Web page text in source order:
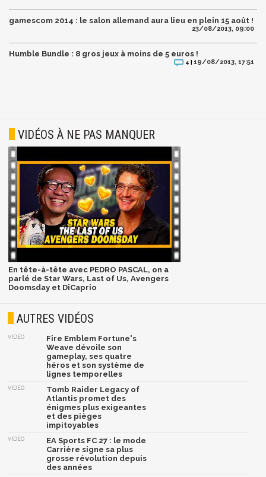
gamescom 2014 : le salon allemand aura lieu en plein 15 août !
23/08/2013, 09:00
Humble Bundle : 8 gros jeux à moins de 5 euros !
4 |19/08/2013, 17:51
VIDÉOS À NE PAS MANQUER
En tête-à-tête avec PEDRO PASCAL, on a
parlé de Star Wars, Last of Us, Avengers
Doomsday et DiCaprio
AUTRES VIDÉOS
VIDÉO
Fire Emblem Fortune's
Weave dévoile son
gameplay, ses quatre
héros et son système de
lignes temporelles
VIDÉO
Tomb Raider Legacy of
Atlantis promet des
énigmes plus exigeantes
et des pièges
impitoyables
VIDÉO
EA Sports FC 27 : le mode
Carrière signe sa plus
grosse révolution depuis
des années